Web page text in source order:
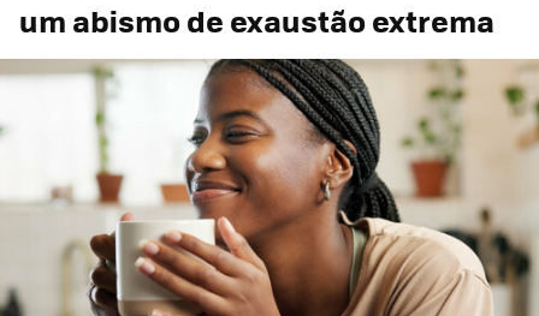
um abismo de exaustão extrema